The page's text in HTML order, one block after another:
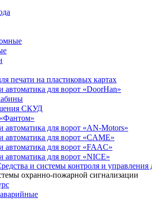
печати на пластиковых картах
для ворот «DoorHan»
СКУД
для ворот «AN-Motors»
для ворот «CAME»
для ворот «FAAC»
для ворот «NICE»
и системы контроля и управления
охранно-пожарной сигнализации